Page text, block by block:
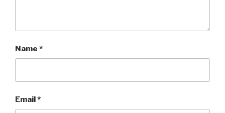
Name *
Email*